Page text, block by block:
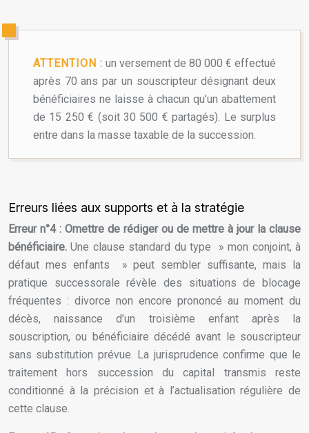
ATTENTION : un versement de 80 000 € effectué
après 70 ans par un souscripteur désignant deux
bénéficiaires ne laisse à chacun qu’un abattement
de 15 250 € (soit 30 500 € partagés). Le surplus
entre dans la masse taxable de la succession.
Erreurs liées aux supports et à la stratégie
Erreur n°4 : Omettre de rédiger ou de mettre à jour la clause
bénéficiaire. Une clause standard du type » mon conjoint, à
défaut mes enfants » peut sembler suffisante, mais la
pratique successorale révèle des situations de blocage
fréquentes : divorce non encore prononcé au moment du
décès, naissance d’un troisième enfant après la
souscription, ou bénéficiaire décédé avant le souscripteur
sans substitution prévue. La jurisprudence confirme que le
traitement hors succession du capital transmis reste
conditionné à la précision et à l’actualisation régulière de
cette clause.